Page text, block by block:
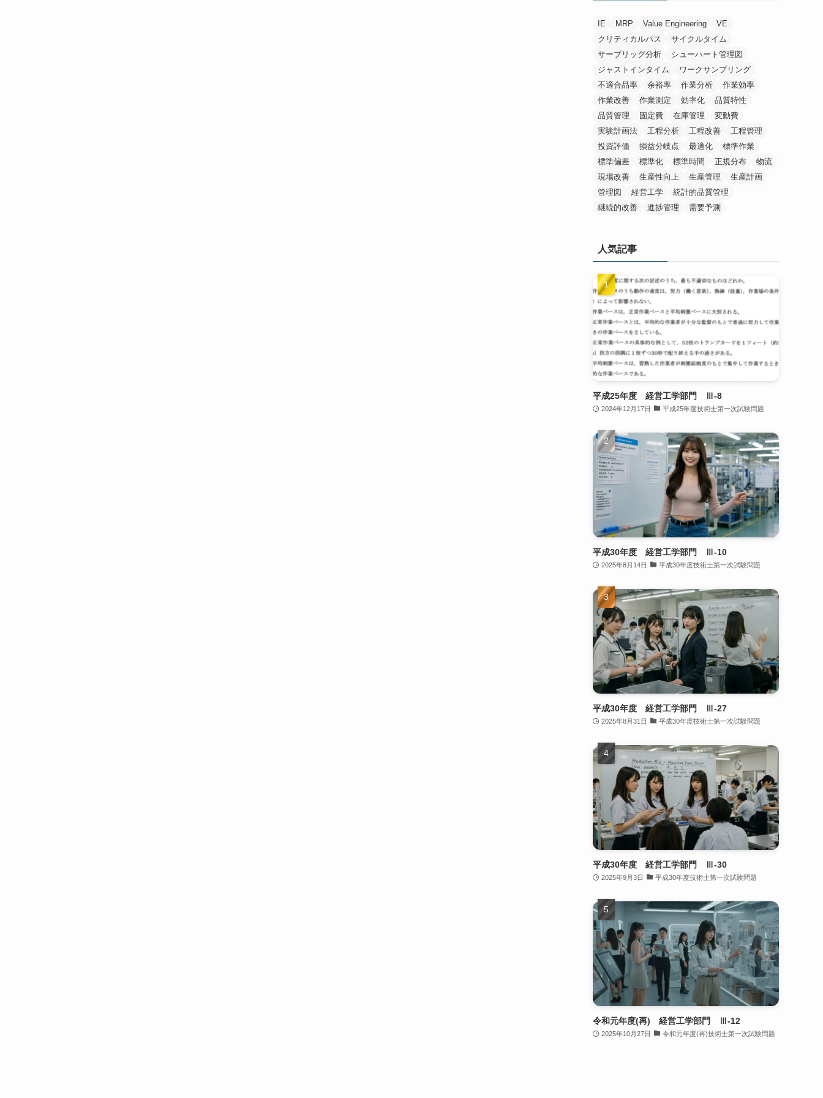
IE MRP Value Engineering
VE
クリティカルパス
サイクルタイム
サーブリッグ分析
シューハート管理図
ジャストインタイム
ワークサンプリング
不適合品率
余裕率 作業分析
作業効率
作業改善
作業測定 効率化
品質特性
品質管理
固定費 在庫管理
変動費
実験計画法
工程分析 工程改善
工程管理
投資評価
損益分岐点 最適化
標準作業
標準偏差
標準化 標準時間 正規分布
物流
現場改善
生産性向上 生産管理
生産計画
管理図
経営工学
統計的品質管理
継続的改善
進捗管理 需要予測
人気記事
平成25年度 経営工学部門 Ⅲ-8
2024年12月17日 平成25年度技術士第一次試験問題
平成30年度 経営工学部門 Ⅲ-10
2025年8月14日 平成30年度技術士第一次試験問題
平成30年度 経営工学部門 Ⅲ-27
2025年8月31日 平成30年度技術士第一次試験問題
平成30年度 経営工学部門 Ⅲ-30
2025年9月3日 平成30年度技術士第一次試験問題
令和元年度(再) 経営工学部門 Ⅲ-12
2025年10月27日 令和元年度(再)技術士第一次試験問題